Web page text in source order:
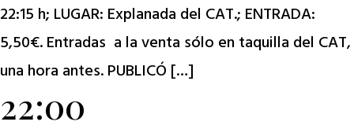
22:15 h; LUGAR: Explanada del CAT.; ENTRADA:
5,50€. Entradas a la venta sólo en taquilla del CAT,
una hora antes. PUBLICÓ […]
22:00